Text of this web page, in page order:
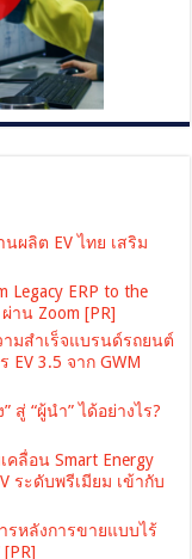
ผลิต EV ไทย เสริม
Legacy ERP to the
าน Zoom [PR]
มสำเร็จแบรนด์รถยนต์
3.5 จาก GWM
สู่ “ผู้นำ” ได้อย่างไร?
คลื่อน Smart Energy
ระดับพรีเมียม เข้ากับ
รหลังการขายแบบไร้